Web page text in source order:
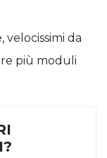
da
più moduli